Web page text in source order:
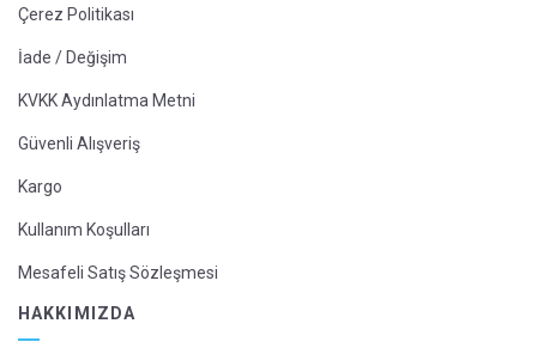
Çerez Politikası
İade / Değişim
KVKK Aydınlatma Metni
Güvenli Alışveriş
Kargo
Kullanım Koşulları
Mesafeli Satış Sözleşmesi
HAKKIMIZDA